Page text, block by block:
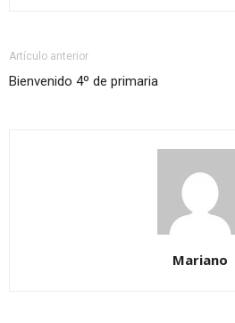
Artículo anterior
Bienvenido 4º de primaria
Mariano